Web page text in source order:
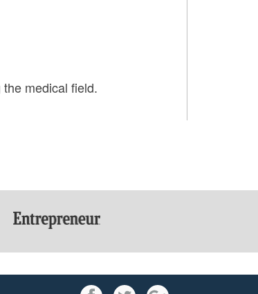
medical field.